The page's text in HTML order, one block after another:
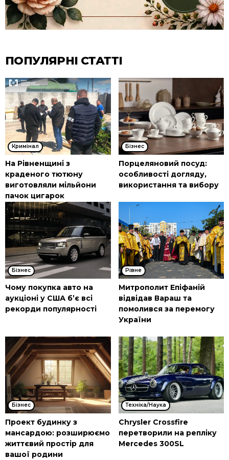
ПОПУЛЯРНІ СТАТТІ
Кримінал
На Рівненщині з
краденого тютюну
виготовляли мільйони
пачок цигарок
Бізнес
Порцеляновий посуд:
особливості догляду,
використання та вибору
Бізнес
Чому покупка авто на
аукціоні у США б’є всі
рекорди популярності
Рівне
Митрополит Епіфаній
відвідав Вараш та
помолився за перемогу
України
Бізнес
Проект будинку з
мансардою: розширюємо
життєвий простір для
вашої родини
Техніка/Наука
Chrysler Crossfire
перетворили на репліку
Mercedes 300SL